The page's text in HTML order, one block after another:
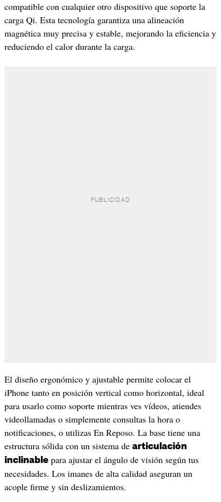
compatible con cualquier otro dispositivo que soporte la
carga Qi. Esta tecnología garantiza una alineación
magnética muy precisa y estable, mejorando la eficiencia y
reduciendo el calor durante la carga.
El diseño ergonómico y ajustable permite colocar el
iPhone tanto en posición vertical como horizontal, ideal
para usarlo como soporte mientras ves vídeos, atiendes
videollamadas o simplemente consultas la hora o
notificaciones, o utilizas En Reposo. La base tiene una
estructura sólida con un sistema de articulación
inclinablepara ajustar el ángulo de visión según tus
necesidades. Los imanes de alta calidad aseguran un
acople firme y sin deslizamientos.